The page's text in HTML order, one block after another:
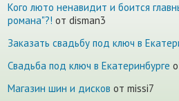
Кого люто ненавидит и боится
романа"?! от disman3
Заказать свадьбу под ключ в
Cвадьба под ключ в Екатеринбурге
Магазин шин и дисков от missi7